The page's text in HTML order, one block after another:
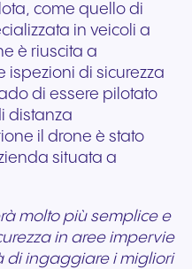
come quello di
in veicoli a
è riuscita a
ispezioni di sicurezza
di essere pilotato
distanza
il drone è stato
situata a
molto più semplice e
in aree impervie
di ingaggiare i migliori